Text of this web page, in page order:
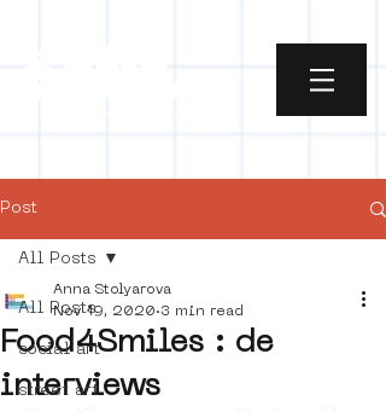
Post
All Posts
social art
street art
All Posts
Food4Smiles : de
interviews
Anna Stolyarova
Nov 19, 2020 3 min read